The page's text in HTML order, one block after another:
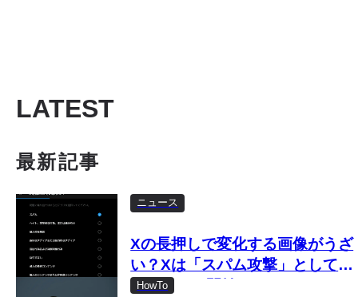
LATEST
最新記事
ニュース
Xの長押しで変化する画像がうざ
い？Xは「スパム攻撃」として取
り締まりを開始
HowTo